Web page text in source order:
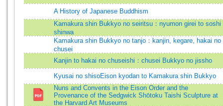
A History of Japanese Buddhism
Kamakura shin Bukkyo no seiritsu：nyumon girei to soshi
shinwa
Kamakura shin Bukkyo no tanjo：kanjin, kegare, hakai no
chusei
Kanjin to hakai no chuseishi：chusei Bukkyo no jissho
Kyusai no shisoEison kyodan to Kamakura shin Bukkyo
Nuns and Convents in the Eison Order and the
Provenance of the Sedgwick Shōtoku Taishi Sculpture at
the Harvard Art Museums